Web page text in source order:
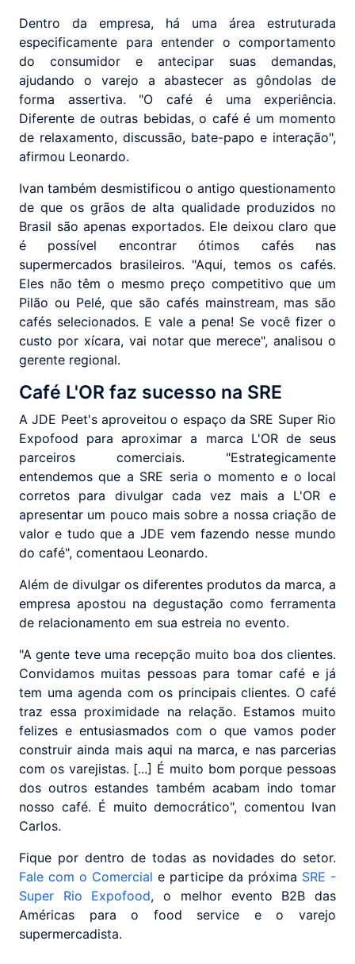
Dentro da empresa, há uma área estruturada
especificamente para entender o comportamento
do consumidor e antecipar suas demandas,
ajudando o varejo a abastecer as gôndolas de
forma assertiva. "O café é uma experiência.
Diferente de outras bebidas, o café é um momento
de relaxamento, discussão, bate-papo e interação",
afirmou Leonardo.
Ivan também desmistificou o antigo questionamento
de que os grãos de alta qualidade produzidos no
Brasil são apenas exportados. Ele deixou claro que
é possível encontrar ótimos cafés nas
supermercados brasileiros. "Aqui, temos os cafés.
Eles não têm o mesmo preço competitivo que um
Pilão ou Pelé, que são cafés mainstream, mas são
cafés selecionados. E vale a pena! Se você fizer o
custo por xícara, vai notar que merece", analisou o
gerente regional.
Café L'OR faz sucesso na SRE
A JDE Peet's aproveitou o espaço da SRE Super Rio
Expofood para aproximar a marca L'OR de seus
parceiros comerciais. "Estrategicamente
entendemos que a SRE seria o momento e o local
corretos para divulgar cada vez mais a L'OR e
apresentar um pouco mais sobre a nossa criação de
valor e tudo que a JDE vem fazendo nesse mundo
do café", comentaou Leonardo.
Além de divulgar os diferentes produtos da marca, a
empresa apostou na degustação como ferramenta
de relacionamento em sua estreia no evento.
"A gente teve uma recepção muito boa dos clientes.
Convidamos muitas pessoas para tomar café e já
tem uma agenda com os principais clientes. O café
traz essa proximidade na relação. Estamos muito
felizes e entusiasmados com o que vamos poder
construir ainda mais aqui na marca, e nas parcerias
com os varejistas. [...] É muito bom porque pessoas
dos outros estandes também acabam indo tomar
nosso café. É muito democrático", comentou Ivan
Carlos.
Fique por dentro de todas as novidades do setor.
Fale com o Comercial e participe da próxima SRE -
Super Rio Expofood, o melhor evento B2B das
Américas para o food service e o varejo
supermercadista.